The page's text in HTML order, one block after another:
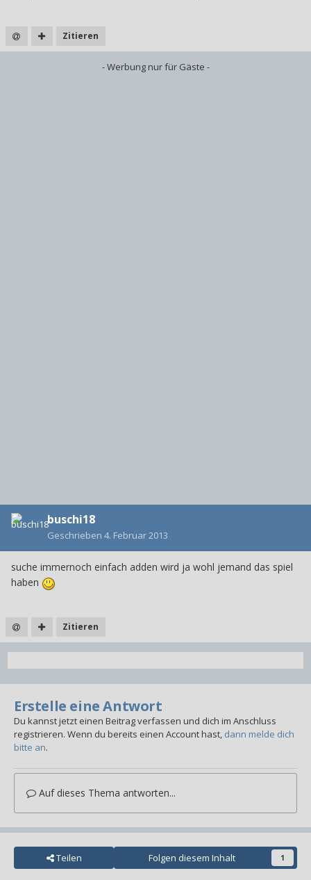
Zitieren
- Werbung nur für Gäste -
buschi18
Geschrieben 4. Februar 2013
suche immernoch einfach adden wird ja wohl jemand das spiel
haben
Zitieren
Erstelle eine Antwort
Du kannst jetzt einen Beitrag verfassen und dich im Anschluss
registrieren. Wenn du bereits einen Account hast, dann melde dich
bitte an.
Auf dieses Thema antworten...
Teilen Folgen diesem Inhalt 1